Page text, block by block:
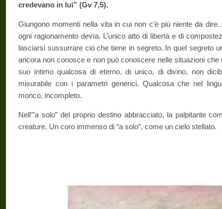
credevano in lui” (Gv 7,5).
Giungono momenti nella vita in cui non c’è più niente da
ogni ragionamento devìa. L’unico atto di libertà e di
lasciarsi sussurrare ciò che tiene in segreto. In quel segreto
ancora non conosce e non può conoscere nelle situazioni
suo intimo qualcosa di eterno, di unico, di divino, non
misurabile con i parametri generici. Qualcosa che nel
monco, incompleto.
Nell'”a solo” del proprio destino abbracciato, la palpitante
creature. Un coro immenso di “a solo”, come un cielo stellato.